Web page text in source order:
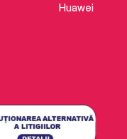
drew me into the
of family, friendships,
Huawei